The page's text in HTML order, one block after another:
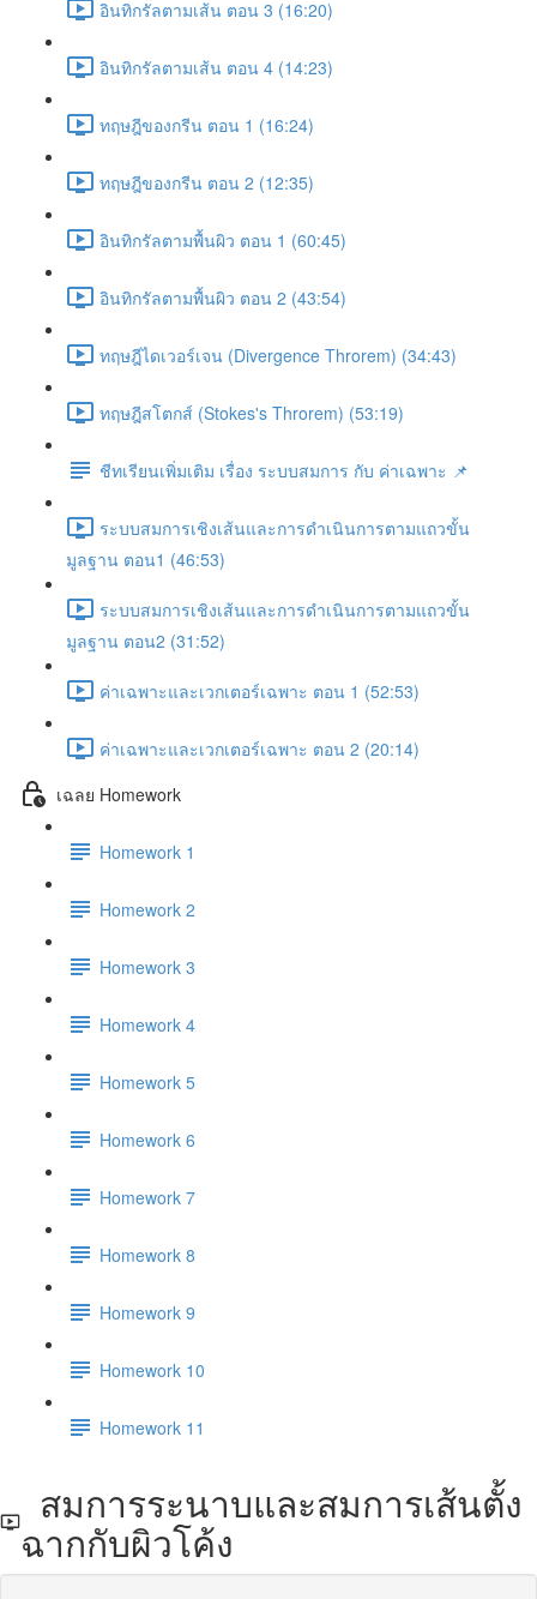
อินทิกรัลตามเส้น ตอน 3 (16:20)
อินทิกรัลตามเส้น ตอน 4 (14:23)
ทฤษฎีของกรีน ตอน 1 (16:24)
ทฤษฎีของกรีน ตอน 2 (12:35)
อินทิกรัลตามพื้นผิว ตอน 1 (60:45)
อินทิกรัลตามพื้นผิว ตอน 2 (43:54)
ทฤษฎีไดเวอร์เจน (Divergence Throrem) (34:43)
ทฤษฎีสโตกส์ (Stokes's Throrem) (53:19)
ชีทเรียนเพิ่มเติม เรื่อง ระบบสมการ กับ ค่าเฉพาะ 📌
ระบบสมการเชิงเส้นและการดำเนินการตามแถวขั้น
มูลฐาน ตอน1 (46:53)
ระบบสมการเชิงเส้นและการดำเนินการตามแถวขั้น
มูลฐาน ตอน2 (31:52)
ค่าเฉพาะและเวกเตอร์เฉพาะ ตอน 1 (52:53)
ค่าเฉพาะและเวกเตอร์เฉพาะ ตอน 2 (20:14)
เฉลย Homework
Homework 1
Homework 2
Homework 3
Homework 4
Homework 5
Homework 6
Homework 7
Homework 8
Homework 9
Homework 10
Homework 11
สมการระนาบและสมการเส้นตั้ง
ฉากกับผิวโค้ง